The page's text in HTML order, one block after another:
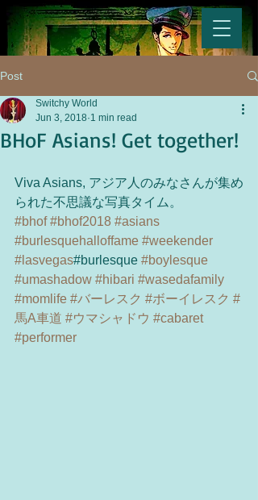
Post
BHoF Asians! Get together!
Switchy World
Jun 3, 2018 1 min read
Viva Asians, アジア人のみなさんが集め
られた不思議な写真タイム。
#bhof #bhof2018 #asians
#burlesquehalloffame #weekender
#lasvegas#burlesque #boylesque
#umashadow #hibari #wasedafamily
#momlife #バーレスク #ボーイレスク #
馬A車道 #ウマシャドウ #cabaret
#performer